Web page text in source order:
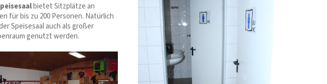
bietet Sitzplätze an
für bis zu 200 Personen. Natürlich
Speisesaal auch als großer
genutzt werden.